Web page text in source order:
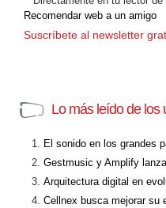
Recomendar web a un amigo
Suscríbete al newsletter
Lo más leído de los
El sonido en los grandes
Gestmusic y Amplify
Arquitectura digital en
Cellnex busca mejorar su